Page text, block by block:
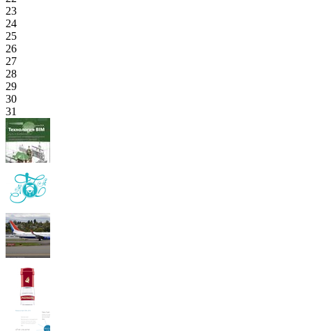
23
24
25
26
27
28
29
30
31